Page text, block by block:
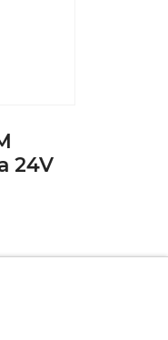
24V